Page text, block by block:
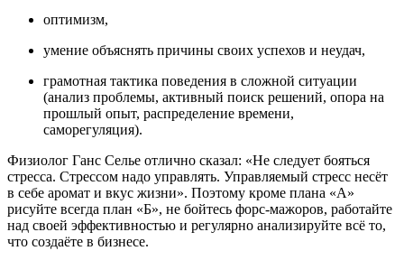
оптимизм,
умение объяснять причины своих успехов и неудач,
грамотная тактика поведения в сложной ситуации
(анализ проблемы, активный поиск решений, опора на
прошлый опыт, распределение времени,
саморегуляция).
Физиолог Ганс Селье отлично сказал: «Не следует бояться
стресса. Стрессом надо управлять. Управляемый стресс несёт
в себе аромат и вкус жизни». Поэтому кроме плана «А»
рисуйте всегда план «Б», не бойтесь форс-мажоров, работайте
над своей эффективностью и регулярно анализируйте всё то,
что создаёте в бизнесе.